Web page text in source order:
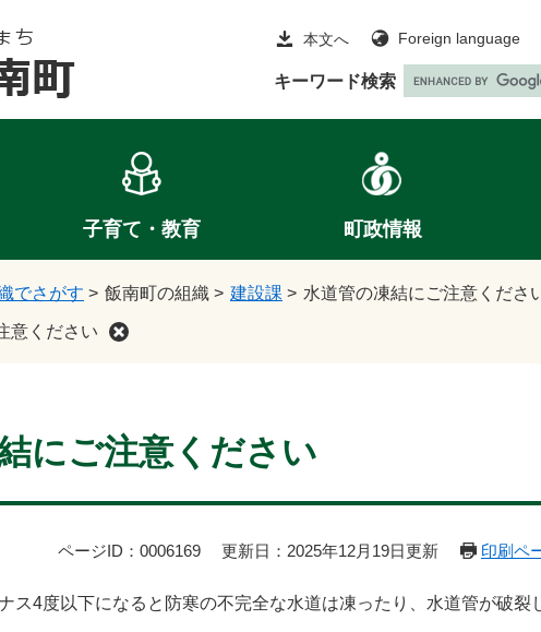
本文へ Foreign language
キーワード検索
o
l
カ
ス
タ
子育て・教育 町政情報
でさがす > 飯南町の組織 > 建設課 > 水道管の凍結にご注意くださ
意ください
にご注意ください
ページID：0006169 更新日：2025年12月19日更新 印刷ペ
ス4度以下になると防寒の不完全な水道は凍ったり、水道管が破裂